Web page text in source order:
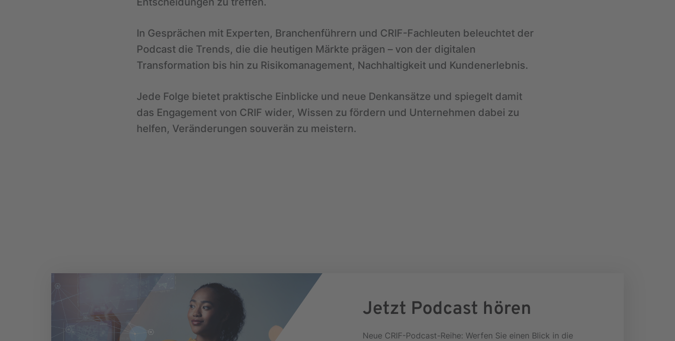
In Gesprächen mit Experten, Branchenführern und CRIF-Fachleuten beleuchtet der
Podcast die Trends, die die heutigen Märkte prägen – von der digitalen
Transformation bis hin zu Risikomanagement, Nachhaltigkeit und Kundenerlebnis.
Jede Folge bietet praktische Einblicke und neue Denkansätze und spiegelt damit
das Engagement von CRIF wider, Wissen zu fördern und Unternehmen dabei zu
helfen, Veränderungen souverän zu meistern.
Jetzt Podcast hören
Neue CRIF-Podcast-Reihe: Werfen Sie einen Blick in die